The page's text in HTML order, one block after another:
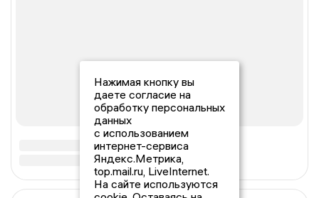
Нажимая кнопку вы
даете согласие на
обработку персональных
данных
с использованием
интернет-сервиса
Яндекс.Метрика,
top.mail.ru, LiveInternet.
На сайте используются